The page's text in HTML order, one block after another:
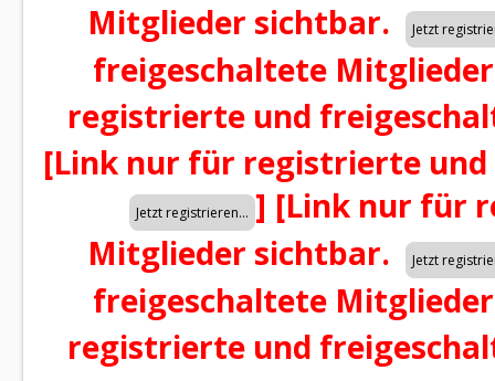
Mitglieder sichtbar.
freigeschaltete
registrierte und
[Link nur für registrierte
] [Link nur für
Mitglieder sichtbar.
freigeschaltete
registrierte und